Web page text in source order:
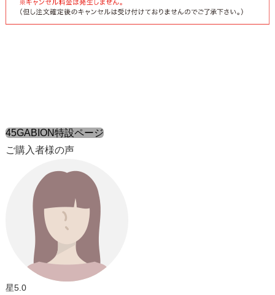
45GABION特設ページ
ご購入者様の声
星5.0